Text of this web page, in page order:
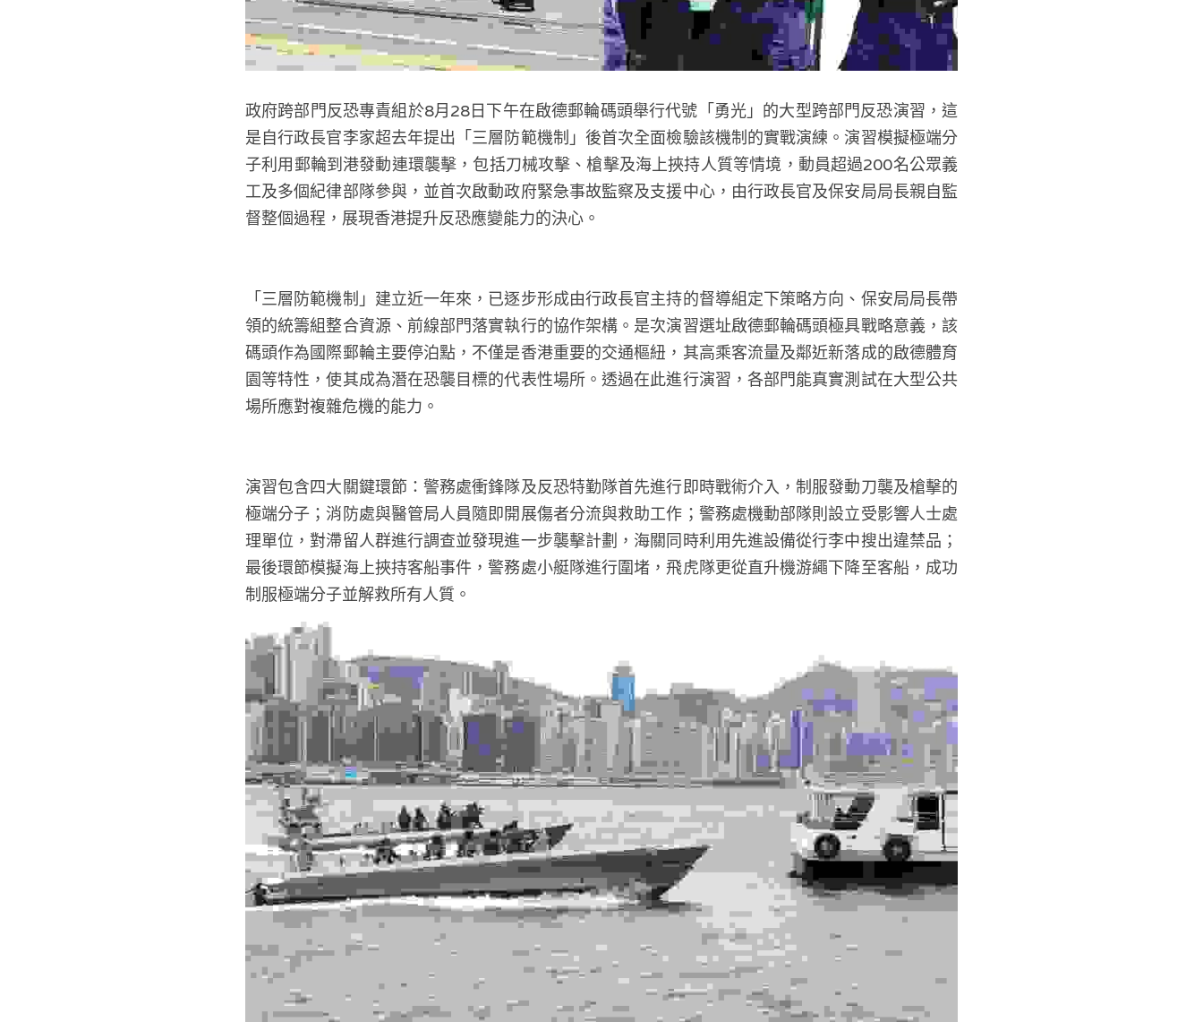
政府跨部門反恐專責組於8月28日下午在啟德郵輪碼頭舉行代號「勇光」的大型跨部門反恐演習，這
是自行政長官李家超去年提出「三層防範機制」後首次全面檢驗該機制的實戰演練。演習模擬極端分
子利用郵輪到港發動連環襲擊，包括刀械攻擊、槍擊及海上挾持人質等情境，動員超過200名公眾義
工及多個紀律部隊參與，並首次啟動政府緊急事故監察及支援中心，由行政長官及保安局局長親自監
督整個過程，展現香港提升反恐應變能力的決心。
「三層防範機制」建立近一年來，已逐步形成由行政長官主持的督導組定下策略方向、保安局局長帶
領的統籌組整合資源、前線部門落實執行的協作架構。是次演習選址啟德郵輪碼頭極具戰略意義，該
碼頭作為國際郵輪主要停泊點，不僅是香港重要的交通樞紐，其高乘客流量及鄰近新落成的啟德體育
園等特性，使其成為潛在恐襲目標的代表性場所。透過在此進行演習，各部門能真實測試在大型公共
場所應對複雜危機的能力。
演習包含四大關鍵環節：警務處衝鋒隊及反恐特勤隊首先進行即時戰術介入，制服發動刀襲及槍擊的
極端分子；消防處與醫管局人員隨即開展傷者分流與救助工作；警務處機動部隊則設立受影響人士處
理單位，對滯留人群進行調查並發現進一步襲擊計劃，海關同時利用先進設備從行李中搜出違禁品；
最後環節模擬海上挾持客船事件，警務處小艇隊進行圍堵，飛虎隊更從直升機游繩下降至客船，成功
制服極端分子並解救所有人質。